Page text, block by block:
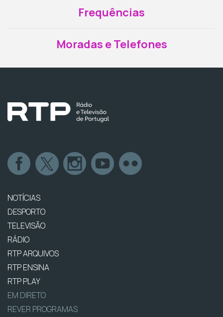
Frequências
Moradas e Telefones
NOTÍCIAS
DESPORTO
TELEVISÃO
RÁDIO
RTP ARQUIVOS
RTP ENSINA
RTP PLAY
EM DIRETO
REVER PROGRAMAS